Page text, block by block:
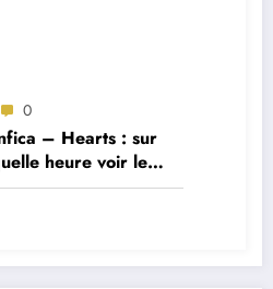
0
– Hearts : sur
heure voir le